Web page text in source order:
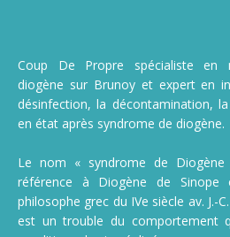
Coup De Propre spécialiste en
diogène sur Brunoy et expert en
désinfection, la décontamination,
en état après syndrome de diogène.
Le nom « syndrome de
référence à Diogène de Sinope
philosophe grec du IVe siècle av. J.-
est un trouble du comportement